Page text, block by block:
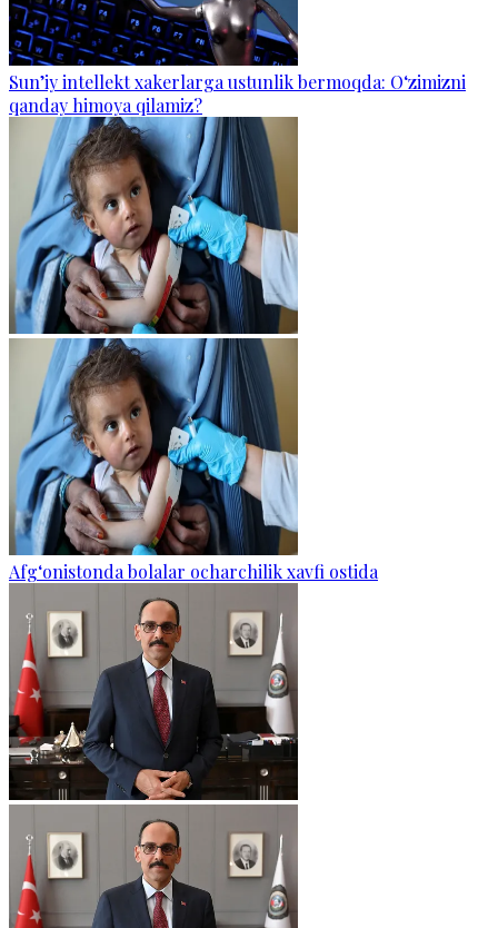
Sun’iy intellekt xakerlarga ustunlik bermoqda: O‘zimizni
qanday himoya qilamiz?
Afg‘onistonda bolalar ocharchilik xavfi ostida